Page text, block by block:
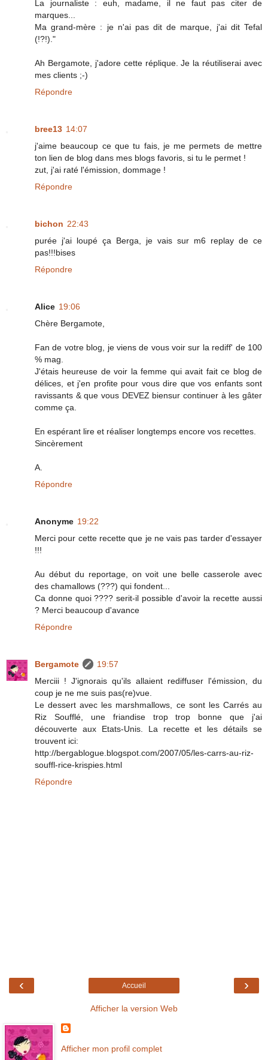
La journaliste : euh, madame, il ne faut pas citer de
marques...
Ma grand-mère : je n'ai pas dit de marque, j'ai dit Tefal
(!?!)."
Ah Bergamote, j'adore cette réplique. Je la réutiliserai avec
mes clients ;-)
Répondre
bree13 14:07
j'aime beaucoup ce que tu fais, je me permets de mettre
ton lien de blog dans mes blogs favoris, si tu le permet !
zut, j'ai raté l'émission, dommage !
Répondre
bichon 22:43
purée j'ai loupé ça Berga, je vais sur m6 replay de ce
pas!!!bises
Répondre
Alice 19:06
Chère Bergamote,
Fan de votre blog, je viens de vous voir sur la rediff' de 100
% mag.
J'étais heureuse de voir la femme qui avait fait ce blog de
délices, et j'en profite pour vous dire que vos enfants sont
ravissants & que vous DEVEZ biensur continuer à les gâter
comme ça.
En espérant lire et réaliser longtemps encore vos recettes.
Sincèrement
A.
Répondre
Anonyme 19:22
Merci pour cette recette que je ne vais pas tarder d'essayer
!!!
Au début du reportage, on voit une belle casserole avec
des chamallows (???) qui fondent...
Ca donne quoi ???? serit-il possible d'avoir la recette aussi
? Merci beaucoup d'avance
Répondre
Bergamote
19:57
Merciii ! J'ignorais qu'ils allaient rediffuser l'émission, du
coup je ne me suis pas(re)vue.
Le dessert avec les marshmallows, ce sont les Carrés au
Riz Soufflé, une friandise trop trop bonne que j'ai
découverte aux Etats-Unis. La recette et les détails se
trouvent ici:
http://bergablogue.blogspot.com/2007/05/les-carrs-au-riz-
souffl-rice-krispies.html
Répondre
‹ ›
Accueil
Afficher la version Web
Afficher mon profil complet